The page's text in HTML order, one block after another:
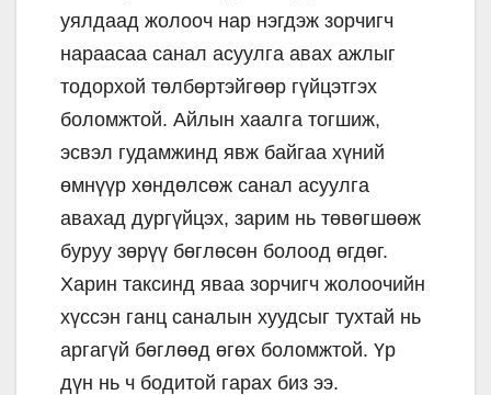
уялдаад жолооч нар нэгдэж зорчигч
нараасаа санал асуулга авах ажлыг
тодорхой төлбөртэйгөөр гүйцэтгэх
боломжтой. Айлын хаалга тогшиж,
эсвэл гудамжинд явж байгаа хүний
өмнүүр хөндөлсөж санал асуулга
авахад дургүйцэх, зарим нь төвөгшөөж
буруу зөрүү бөглөсөн болоод өгдөг.
Харин таксинд яваа зорчигч жолоочийн
хүссэн ганц саналын хуудсыг тухтай нь
аргагүй бөглөөд өгөх боломжтой. Үр
дүн нь ч бодитой гарах биз ээ.